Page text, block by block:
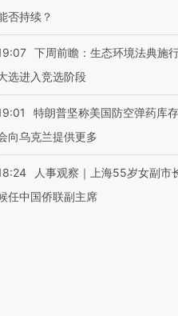
跨国走私7万
否持续？
下周前瞻：生态环境法典施
选进入竞选阶段
特朗普坚称美国防空弹药库
向乌克兰提供更多
人事观察｜上海55岁女副市
任中国侨联副主席